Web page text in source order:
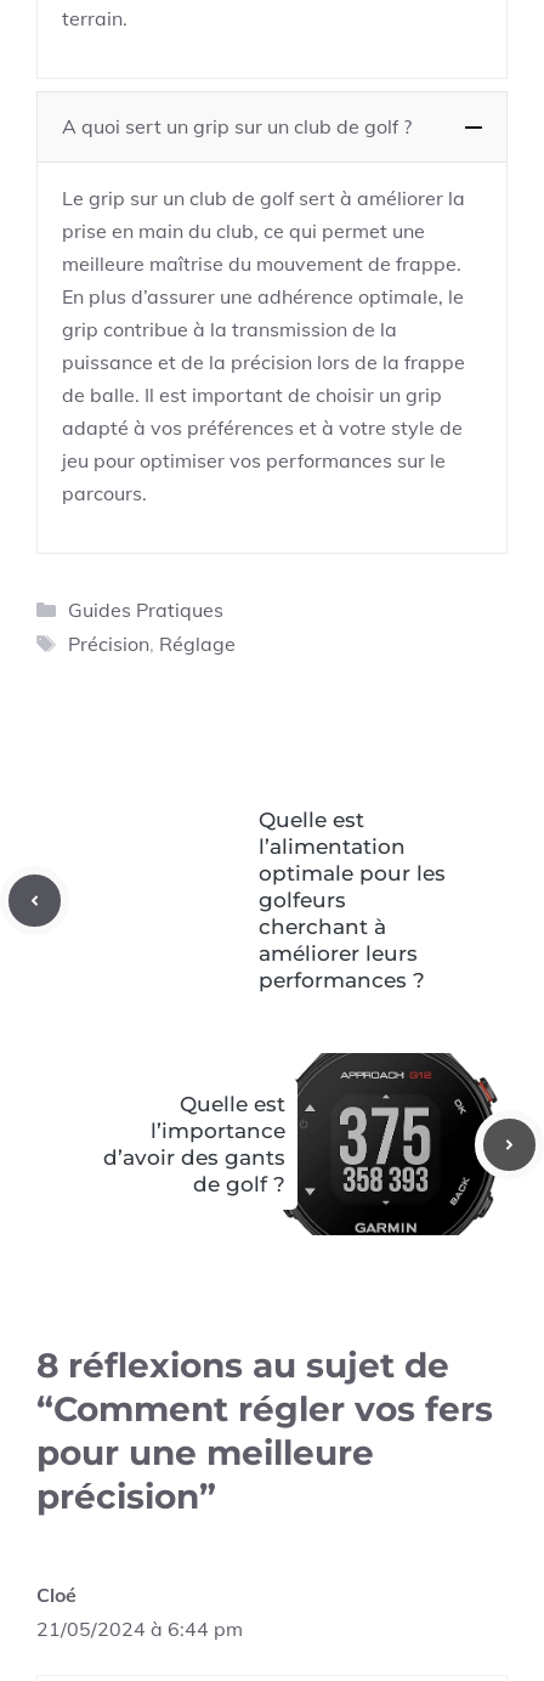
terrain.
A quoi sert un grip sur un club de golf ?
Le grip sur un club de golf sert à améliorer la
prise en main du club, ce qui permet une
meilleure maîtrise du mouvement de frappe.
En plus d’assurer une adhérence optimale, le
grip contribue à la transmission de la
puissance et de la précision lors de la frappe
de balle. Il est important de choisir un grip
adapté à vos préférences et à votre style de
jeu pour optimiser vos performances sur le
parcours.
Catégories
Guides Pratiques
Étiquettes
Précision, Réglage
Quelle est
l’alimentation
optimale pour les
golfeurs
cherchant à
améliorer leurs
performances ?
Quelle est
l’importance
d’avoir des gants
de golf ?
8 réflexions au sujet de
“Comment régler vos fers
pour une meilleure
précision”
Cloé
21/05/2024 à 6:44 pm